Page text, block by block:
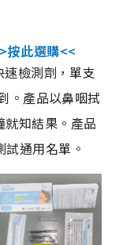
按此選購<<
檢測劑，單支
。產品以鼻咽拭
知結果。產品
通用名單。